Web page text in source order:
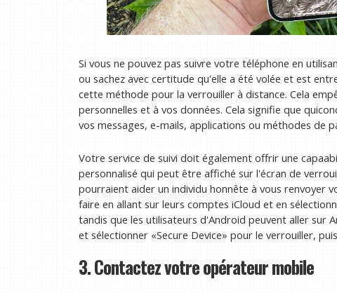
Si vous ne pouvez pas suivre votre téléphone en
ou sachez avec certitude qu'elle a été volée et est
cette méthode pour la verrouiller à distance. Cela
personnelles et à vos données. Cela signifie que
vos messages, e-mails, applications ou méthodes de
Votre service de suivi doit également offrir une
personnalisé qui peut être affiché sur l'écran de
pourraient aider un individu honnête à vous renvoyer
faire en allant sur leurs comptes iCloud et en
tandis que les utilisateurs d'Android peuvent aller sur
et sélectionner «Secure Device» pour le verrouiller,
3. Contactez votre opérateur mobile